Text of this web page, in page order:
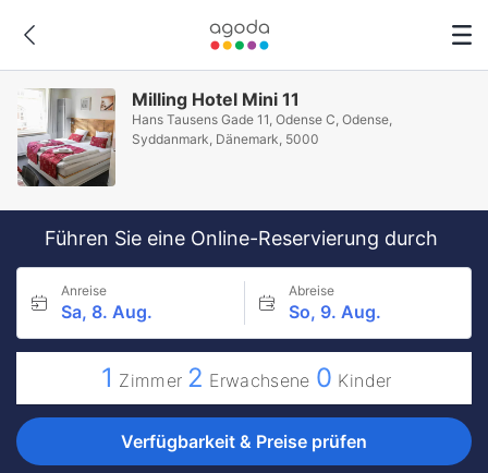
Milling Hotel Mini 11
Hans Tausens Gade 11, Odense C, Odense,
Syddanmark, Dänemark, 5000
Führen Sie eine Online-Reservierung durch
Anreise
Sa, 8. Aug.
Abreise
So, 9. Aug.
1 Zimmer 2 Erwachsene 0 Kinder
Verfügbarkeit & Preise prüfen